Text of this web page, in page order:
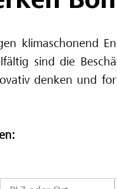
klimaschonend
sind die
denken und